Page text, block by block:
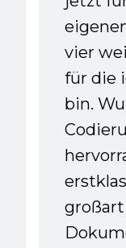
vier
für die
bin.